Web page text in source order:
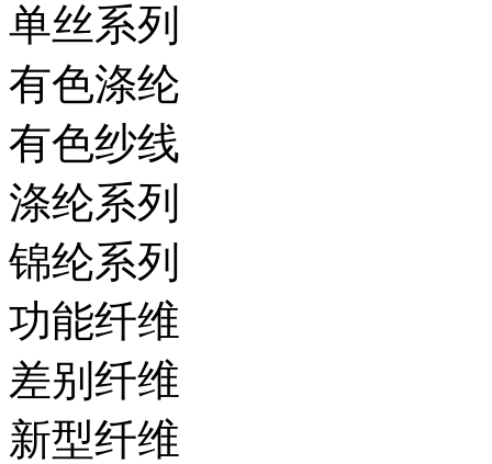
单丝系列
有色涤纶
有色纱线
涤纶系列
锦纶系列
功能纤维
差别纤维
新型纤维